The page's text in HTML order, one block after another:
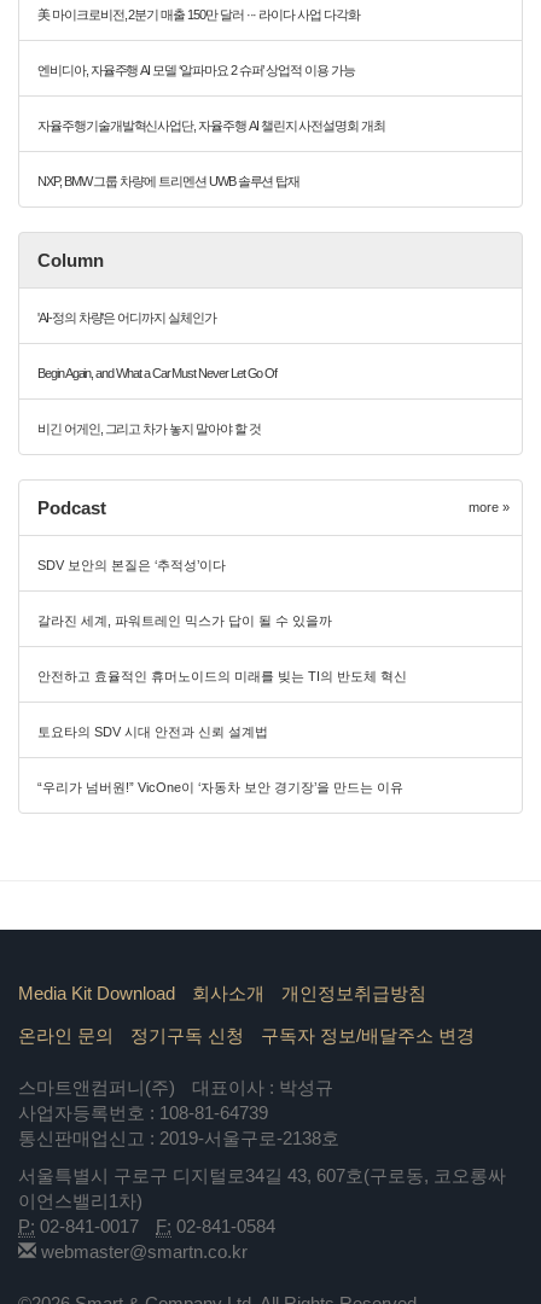
美 마이크로비전, 2분기 매출 150만 달러 ··· 라이다 사업 다각화
엔비디아, 자율주행 AI 모델 ‘알파마요 2 슈퍼’ 상업적 이용 가능
자율주행기술개발혁신사업단, 자율주행 AI 챌린지 사전설명회 개최
NXP, BMW 그룹 차량에 트리멘션 UWB 솔루션 탑재
Column
'AI-정의 차량'은 어디까지 실체인가
Begin Again, and What a Car Must Never Let Go Of
비긴 어게인, 그리고 차가 놓지 말아야 할 것
Podcast more »
SDV 보안의 본질은 ‘추적성’이다
갈라진 세계, 파워트레인 믹스가 답이 될 수 있을까
안전하고 효율적인 휴머노이드의 미래를 빚는 TI의 반도체 혁신
토요타의 SDV 시대 안전과 신뢰 설계법
“우리가 넘버원!” VicOne이 ‘자동차 보안 경기장’을 만드는 이유
Media Kit Download 회사소개 개인정보취급방침
온라인 문의 정기구독 신청 구독자 정보/배달주소 변경
스마트앤컴퍼니(주)
대표이사 : 박성규
사업자등록번호 : 108-81-64739
통신판매업신고 : 2019-서울구로-2138호
서울특별시 구로구 디지털로34길 43, 607호(구로동, 코오롱싸
이언스밸리1차)
P: 02-841-0017 F: 02-841-0584
webmaster@smartn.co.kr